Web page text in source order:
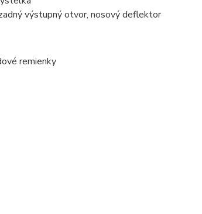
výstupný otvor, nosový deflektor
remienky